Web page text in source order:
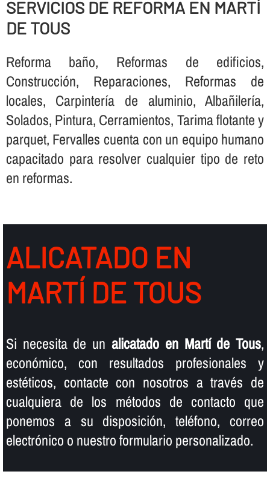
SERVICIOS DE REFORMA EN MARTÍ
DE TOUS
Reforma baño, Reformas de edificios,
Construcción, Reparaciones, Reformas de
locales, Carpinterí­a de aluminio, Albañilerí­a,
Solados, Pintura, Cerramientos, Tarima flotante y
parquet, Fervalles cuenta con un equipo humano
capacitado para resolver cualquier tipo de reto
en reformas.
ALICATADO EN
MARTÍ DE TOUS
Si necesita de un alicatado en Martí de Tous,
económico, con resultados profesionales y
estéticos, contacte con nosotros a través de
cualquiera de los métodos de contacto que
ponemos a su disposición, teléfono, correo
electrónico o nuestro formulario personalizado.